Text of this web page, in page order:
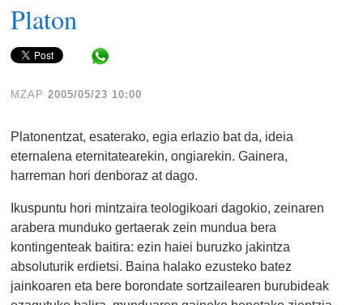
Platon
MZAP 2005/05/23 10:00
Platonentzat, esaterako, egia erlazio bat da, ideia
eternalena eternitatearekin, ongiarekin. Gainera,
harreman hori denboraz at dago.
Ikuspuntu hori mintzaira teologikoari dagokio, zeinaren
arabera munduko gertaerak zein mundua bera
kontingenteak baitira: ezin haiei buruzko jakintza
absoluturik erdietsi. Baina halako ezusteko batez
jainkoaren eta bere borondate sortzailearen burubideak